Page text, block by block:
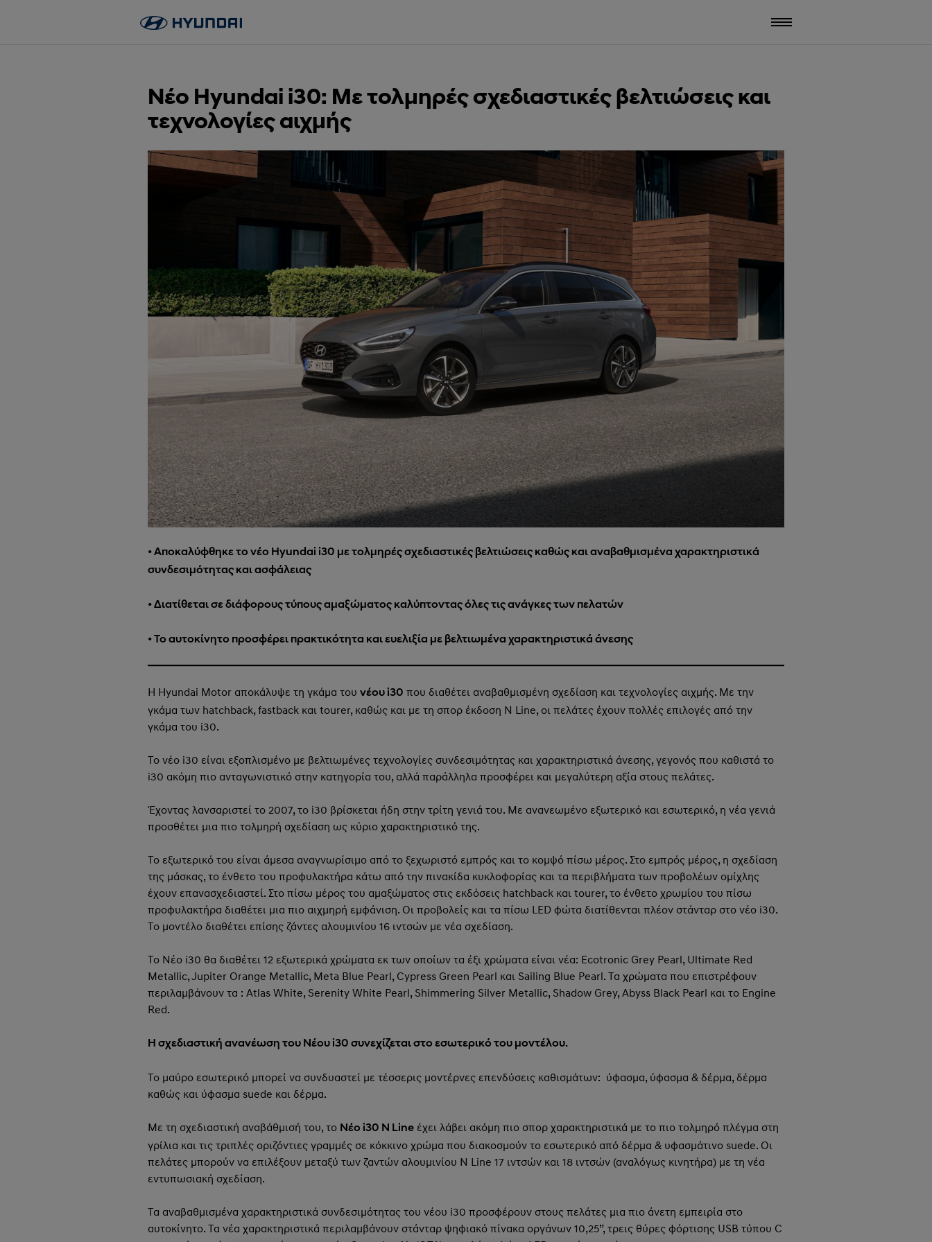
Νέο Hyundai i30: Με τολμηρές σχεδιαστικές βελτιώσεις και
τεχνολογίες αιχμής
• Αποκαλύφθηκε το νέο Hyundai i30 με τολμηρές σχεδιαστικές βελτιώσεις καθώς και αναβαθμισμένα χαρακτηριστικά
συνδεσιμότητας και ασφάλειας
• Διατίθεται σε διάφορους τύπους αμαξώματος καλύπτοντας όλες τις ανάγκες των πελατών
• Το αυτοκίνητο προσφέρει πρακτικότητα και ευελιξία με βελτιωμένα χαρακτηριστικά άνεσης
Η Hyundai Motor αποκάλυψε τη γκάμα του νέου i30 που διαθέτει αναβαθμισμένη σχεδίαση και τεχνολογίες αιχμής. Με την
γκάμα των hatchback, fastback και tourer, καθώς και με τη σπορ έκδοση N Line, οι πελάτες έχουν πολλές επιλογές από την
γκάμα του i30.
Το νέο i30 είναι εξοπλισμένο με βελτιωμένες τεχνολογίες συνδεσιμότητας και χαρακτηριστικά άνεσης, γεγονός που καθιστά το
i30 ακόμη πιο ανταγωνιστικό στην κατηγορία του, αλλά παράλληλα προσφέρει και μεγαλύτερη αξία στους πελάτες.
Έχοντας λανσαριστεί το 2007, το i30 βρίσκεται ήδη στην τρίτη γενιά του. Με ανανεωμένο εξωτερικό και εσωτερικό, η νέα γενιά
προσθέτει μια πιο τολμηρή σχεδίαση ως κύριο χαρακτηριστικό της.
Το εξωτερικό του είναι άμεσα αναγνωρίσιμο από το ξεχωριστό εμπρός και το κομψό πίσω μέρος. Στο εμπρός μέρος, η σχεδίαση
της μάσκας, το ένθετο του προφυλακτήρα κάτω από την πινακίδα κυκλοφορίας και τα περιβλήματα των προβολέων ομίχλης
έχουν επανασχεδιαστεί. Στο πίσω μέρος του αμαξώματος στις εκδόσεις hatchback και tourer, το ένθετο χρωμίου του πίσω
προφυλακτήρα διαθέτει μια πιο αιχμηρή εμφάνιση. Οι προβολείς και τα πίσω LED φώτα διατίθενται πλέον στάνταρ στο νέο i30.
Το μοντέλο διαθέτει επίσης ζάντες αλουμινίου 16 ιντσών με νέα σχεδίαση.
Το Νέο i30 θα διαθέτει 12 εξωτερικά χρώματα εκ των οποίων τα έξι χρώματα είναι νέα: Ecotronic Grey Pearl, Ultimate Red
Metallic, Jupiter Orange Metallic, Meta Blue Pearl, Cypress Green Pearl και Sailing Blue Pearl. Τα χρώματα που επιστρέφουν
περιλαμβάνουν τα : Atlas White, Serenity White Pearl, Shimmering Silver Metallic, Shadow Grey, Abyss Black Pearl και το Engine
Red.
Η σχεδιαστική ανανέωση του Νέου i30 συνεχίζεται στο εσωτερικό του μοντέλου.
Το μαύρο εσωτερικό μπορεί να συνδυαστεί με τέσσερις μοντέρνες επενδύσεις καθισμάτων: ύφασμα, ύφασμα & δέρμα, δέρμα
καθώς και ύφασμα suede και δέρμα.
Με τη σχεδιαστική αναβάθμισή του, το Νέο i30 N Lineέχει λάβει ακόμη πιο σπορ χαρακτηριστικά με το πιο τολμηρό πλέγμα στη
γρίλια και τις τριπλές οριζόντιες γραμμές σε κόκκινο χρώμα που διακοσμούν το εσωτερικό από δέρμα & υφασμάτινο suede. Οι
πελάτες μπορούν να επιλέξουν μεταξύ των ζαντών αλουμινίου N Line 17 ιντσών και 18 ιντσών (αναλόγως κινητήρα) με τη νέα
εντυπωσιακή σχεδίαση.
Τα αναβαθμισμένα χαρακτηριστικά συνδεσιμότητας του νέου i30 προσφέρουν στους πελάτες μια πιο άνετη εμπειρία στο
αυτοκίνητο. Τα νέα χαρακτηριστικά περιλαμβάνουν στάνταρ ψηφιακό πίνακα οργάνων 10,25”, τρεις θύρες φόρτισης USB τύπου C